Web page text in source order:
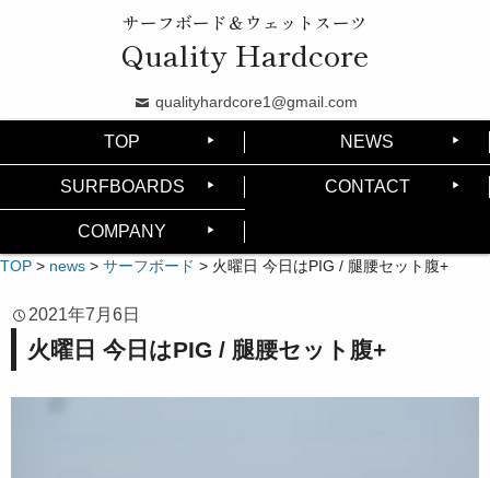
サーフボード＆ウェットスーツ
Quality Hardcore
qualityhardcore1@gmail.com
TOP NEWS
SURFBOARDS CONTACT
COMPANY
TOP > news > サーフボード > 火曜日 今日はPIG / 腿腰セット腹+
2021年7月6日
火曜日 今日はPIG / 腿腰セット腹+